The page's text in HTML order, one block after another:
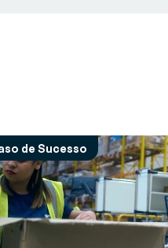
de Sucesso